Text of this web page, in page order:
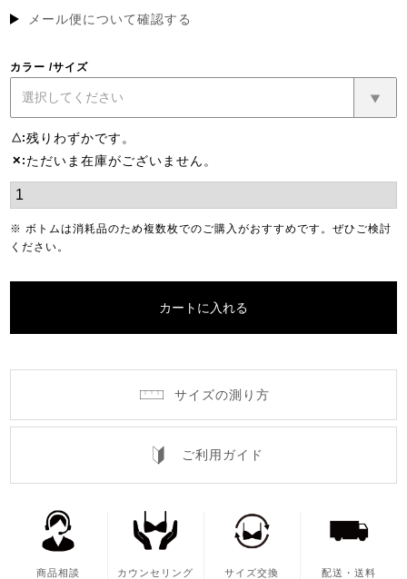
メール便について確認する
カラー サイズ
△ 残りわずかです。
✕ ただいま在庫がございません。
※ ボトムは消耗品のため複数枚でのご購入がおすすめです。ぜひご検討
ください。
カートに入れる
サイズの測り方
ご利用ガイド
商品相談
カウンセリング
サイズ交換 配送・送料